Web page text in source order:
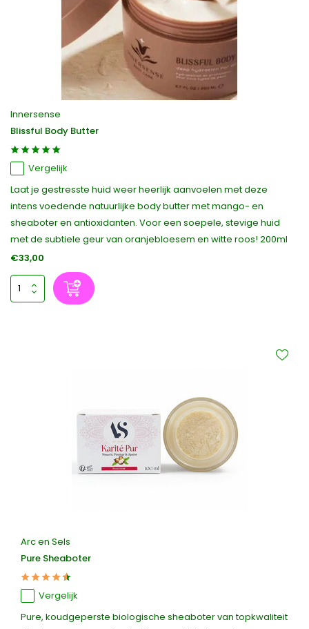
Innersense
Blissful Body Butter
Vergelijk
Laat je gestresste huid weer heerlijk aanvoelen met deze
intens voedende natuurlijke body butter met mango- en
sheaboter en antioxidanten. Voor een soepele, stevige huid
met de subtiele geur van oranjebloesem en witte roos! 200ml
€33,00
Arc en Sels
Pure Sheaboter
Vergelijk
Pure, koudgeperste biologische sheaboter van topkwaliteit